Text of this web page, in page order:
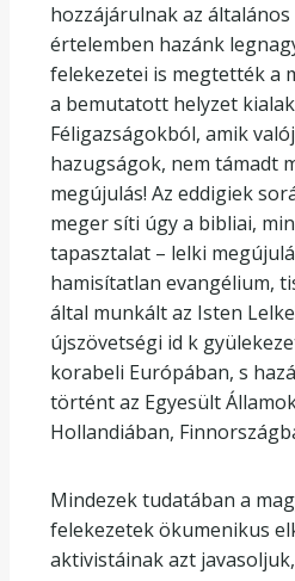
hozzájárulnak az
értelemben hazánk
felekezetei is megtették a
a bemutatott helyzet
Féligazságokból, amik
hazugságok, nem támadt
megújulás! Az eddigiek
meger síti úgy a bibliai,
tapasztalat – lelki
hamisítatlan evangélium,
által munkált az Isten
újszövetségi id k
korabeli Európában, s
történt az Egyesült
Hollandiában,
Mindezek tudatában a
felekezetek ökumenikus
aktivistáinak azt